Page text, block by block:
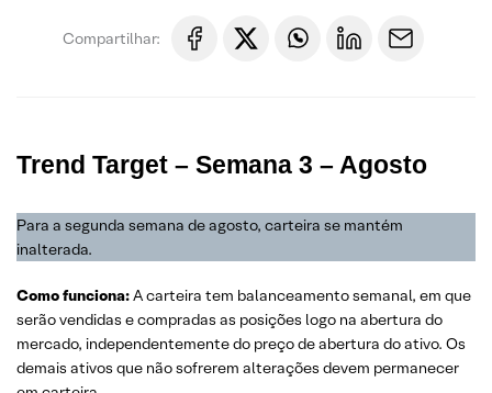
Compartilhar:
Trend Target – Semana 3 – Agosto
Para a segunda semana de agosto, carteira se mantém
inalterada.
Como funciona:A carteira tem balanceamento semanal, em que
serão vendidas e compradas as posições logo na abertura do
mercado, independentemente do preço de abertura do ativo. Os
demais ativos que não sofrerem alterações devem permanecer